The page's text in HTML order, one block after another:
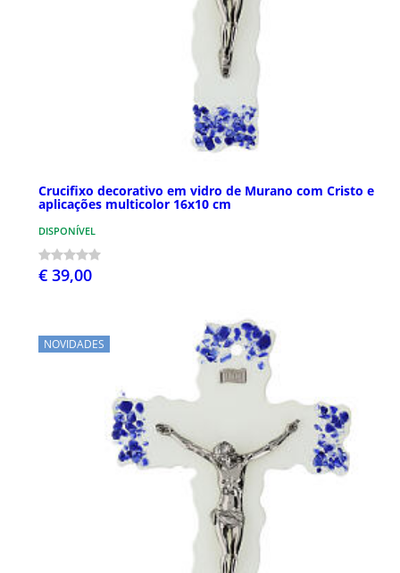
Crucifixo decorativo em vidro de Murano com Cristo e
aplicações multicolor 16x10 cm
DISPONÍVEL
€ 39,00
NOVIDADES